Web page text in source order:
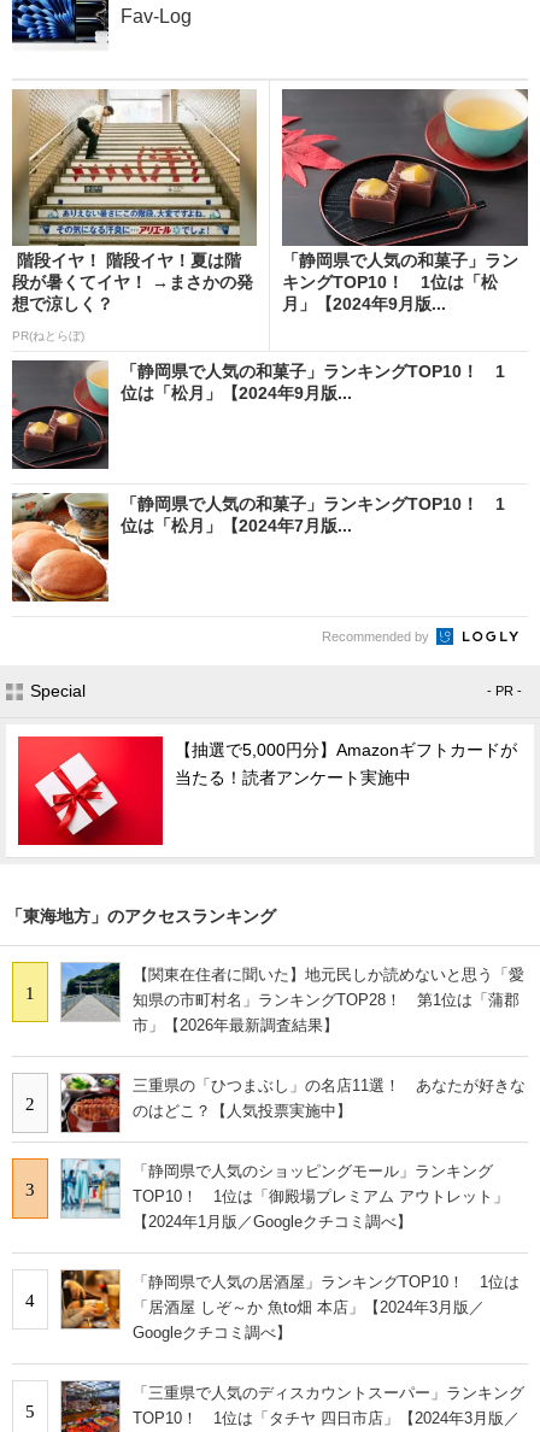
Fav-Log
階段イヤ！ 階段イヤ！夏は階
段が暑くてイヤ！ →まさかの発
想で涼しく？
PR(ねとらぼ)
「静岡県で人気の和菓子」ラン
キングTOP10！ 1位は「松
月」【2024年9月版...
「静岡県で人気の和菓子」ランキングTOP10！ 1
位は「松月」【2024年9月版...
「静岡県で人気の和菓子」ランキングTOP10！ 1
位は「松月」【2024年7月版...
Recommended by
Special - PR -
【抽選で5,000円分】Amazonギフトカードが
当たる！読者アンケート実施中
「東海地方」のアクセスランキング
1
【関東在住者に聞いた】地元民しか読めないと思う「愛
知県の市町村名」ランキングTOP28！ 第1位は「蒲郡
市」【2026年最新調査結果】
2
三重県の「ひつまぶし」の名店11選！ あなたが好きな
のはどこ？【人気投票実施中】
3
「静岡県で人気のショッピングモール」ランキング
TOP10！ 1位は「御殿場プレミアム アウトレット」
【2024年1月版／Googleクチコミ調べ】
4
「静岡県で人気の居酒屋」ランキングTOP10！ 1位は
「居酒屋 しぞ～か 魚to畑 本店」【2024年3月版／
Googleクチコミ調べ】
5
「三重県で人気のディスカウントスーパー」ランキング
TOP10！ 1位は「タチヤ 四日市店」【2024年3月版／